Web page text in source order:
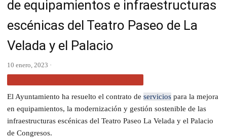
de equipamientos e infraestructuras
escénicas del Teatro Paseo de La
Velada y el Palacio
10 enero, 2023 ·
El Ayuntamiento ha resuelto el contrato de servicios para la mejora
en equipamientos, la modernización y gestión sostenible de las
infraestructuras escénicas del Teatro Paseo La Velada y el Palacio
de Congresos.